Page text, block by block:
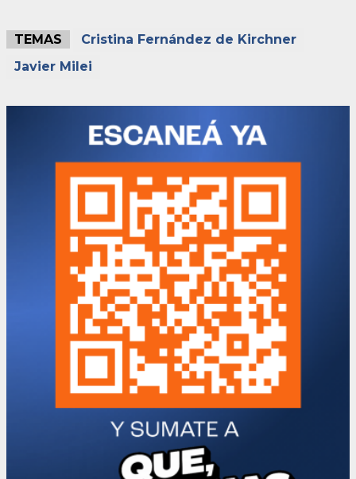
TEMAS
Cristina Fernández de Kirchner
Javier Milei